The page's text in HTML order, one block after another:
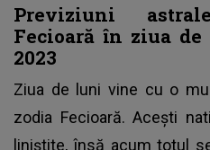
Previziuni
Fecioară în ziua
2023
Ziua de luni vine cu o
zodia Fecioară. Acești
liniștite, însă acum totul